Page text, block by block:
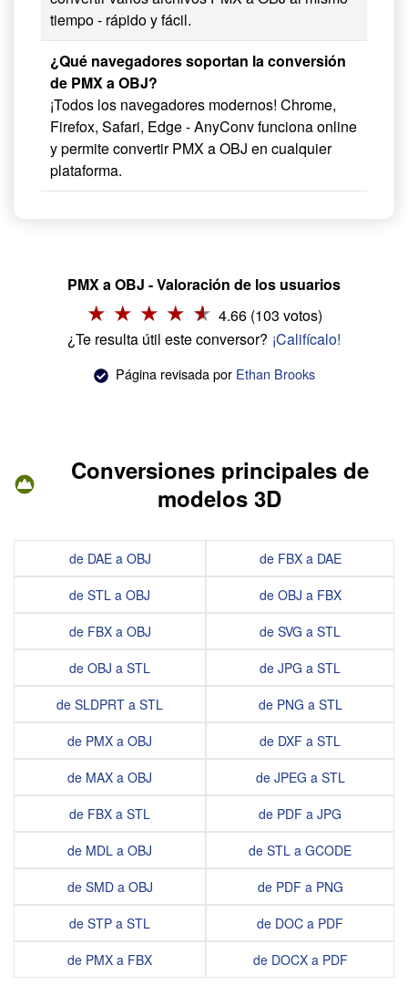
tiempo - rápido y fácil.
¿Qué navegadores soportan la conversión
de PMX a OBJ?
¡Todos los navegadores modernos! Chrome,
Firefox, Safari, Edge - AnyConv funciona online
y permite convertir PMX a OBJ en cualquier
plataforma.
PMX a OBJ - Valoración de los usuarios
4.66 (103 votos)
¿Te resulta útil este conversor? ¡Califícalo!
Página revisada por Ethan Brooks
Conversiones principales de
modelos 3D
de DAE a OBJ
de STL a OBJ
de FBX a OBJ
de OBJ a STL
de SLDPRT a STL
de PMX a OBJ
de MAX a OBJ
de FBX a STL
de MDL a OBJ
de SMD a OBJ
de STP a STL
de PMX a FBX
de FBX a DAE
de OBJ a FBX
de SVG a STL
de JPG a STL
de PNG a STL
de DXF a STL
de JPEG a STL
de PDF a JPG
de STL a GCODE
de PDF a PNG
de DOC a PDF
de DOCX a PDF